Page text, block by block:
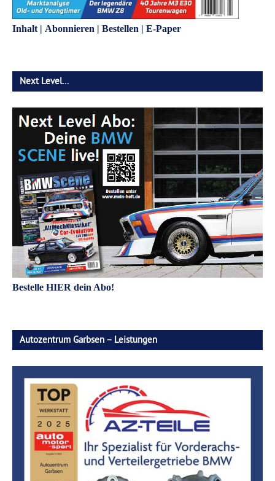
Inhalt | Abonnieren | Bestellen | E-Paper
Next Level…
Bestelle HIER dein Abo!
Autozentrum Garbsen – Leistungen